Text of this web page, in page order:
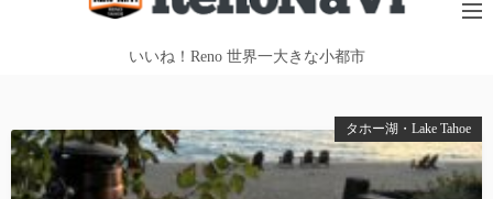
ス
キ
ッ
いいね！Reno 世界一大きな小都市
タホー湖・Lake Tahoe